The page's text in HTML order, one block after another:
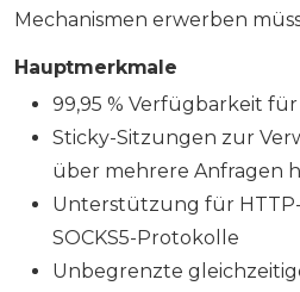
Mechanismen erwerben
Hauptmerkmale
99,95 % Verfügbarkeit
Sticky-Sitzungen zur
über mehrere Anfragen
Unterstützung für HTTP-
SOCKS5-Protokolle
Unbegrenzte